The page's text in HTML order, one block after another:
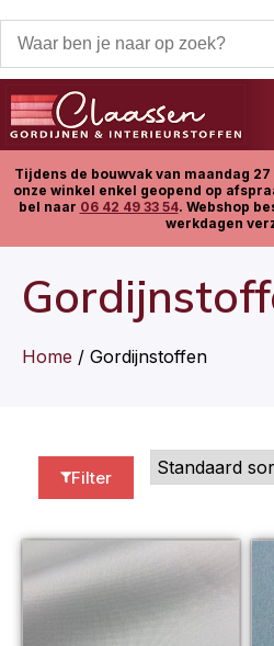
Tijdens de bouwvak van maandag
onze winkel enkel geopend op
bel naar 06 42 49 33 54. Webshop
werkdagen
Home / Gordijnstoffen
Filter